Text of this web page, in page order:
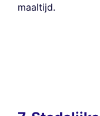
maaltijd.